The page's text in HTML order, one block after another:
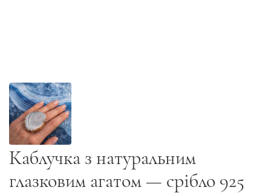
Каблучка з натуральним
глазковим агатом — срібло 925